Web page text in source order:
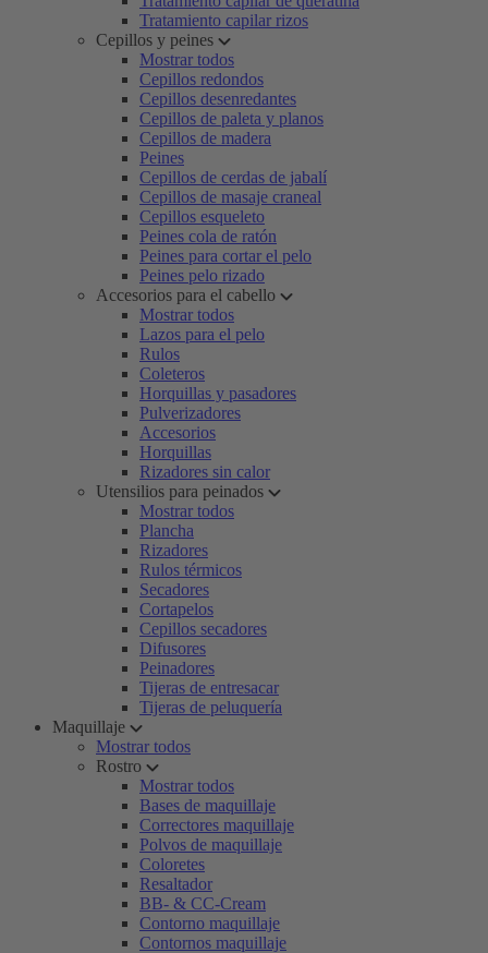
Tratamiento capilar rizos
Cepillos y peines
Mostrar todos
Cepillos redondos
Cepillos desenredantes
Cepillos de paleta y planos
Cepillos de madera
Peines
Cepillos de cerdas de jabalí
Cepillos de masaje craneal
Cepillos esqueleto
Peines cola de ratón
Peines para cortar el pelo
Peines pelo rizado
Accesorios para el cabello
Mostrar todos
Lazos para el pelo
Rulos
Coleteros
Horquillas y pasadores
Pulverizadores
Accesorios
Horquillas
Rizadores sin calor
Utensilios para peinados
Mostrar todos
Plancha
Rizadores
Rulos térmicos
Secadores
Cortapelos
Cepillos secadores
Difusores
Peinadores
Tijeras de entresacar
Tijeras de peluquería
Maquillaje
Mostrar todos
Rostro
Mostrar todos
Bases de maquillaje
Correctores maquillaje
Polvos de maquillaje
Coloretes
Resaltador
BB- & CC-Cream
Contorno maquillaje
Contornos maquillaje